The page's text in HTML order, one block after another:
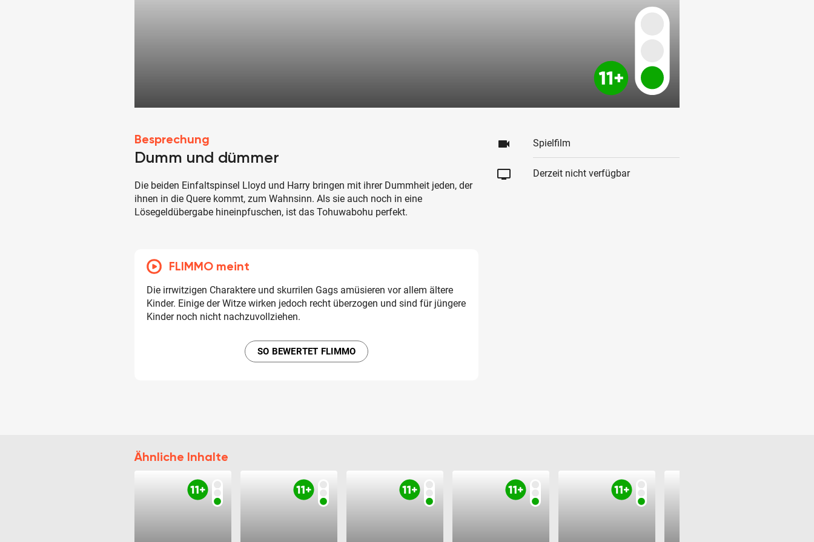
Besprechung
Dumm und dümmer
Die beiden Einfaltspinsel Lloyd und Harry bringen mit ihrer Dummheit jeden, der
ihnen in die Quere kommt, zum Wahnsinn. Als sie auch noch in eine
Lösegeldübergabe hineinpfuschen, ist das Tohuwabohu perfekt.
FLIMMO meint
Die irrwitzigen Charaktere und skurrilen Gags amüsieren vor allem ältere
Kinder. Einige der Witze wirken jedoch recht überzogen und sind für jüngere
Kinder noch nicht nachzuvollziehen.
SO BEWERTET FLIMMO
videocam Spielfilm
tv Derzeit nicht verfügbar
Ähnliche Inhalte